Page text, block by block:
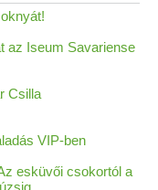
az Iseum Savariense
Csilla
VIP-ben
esküvői csokortól a